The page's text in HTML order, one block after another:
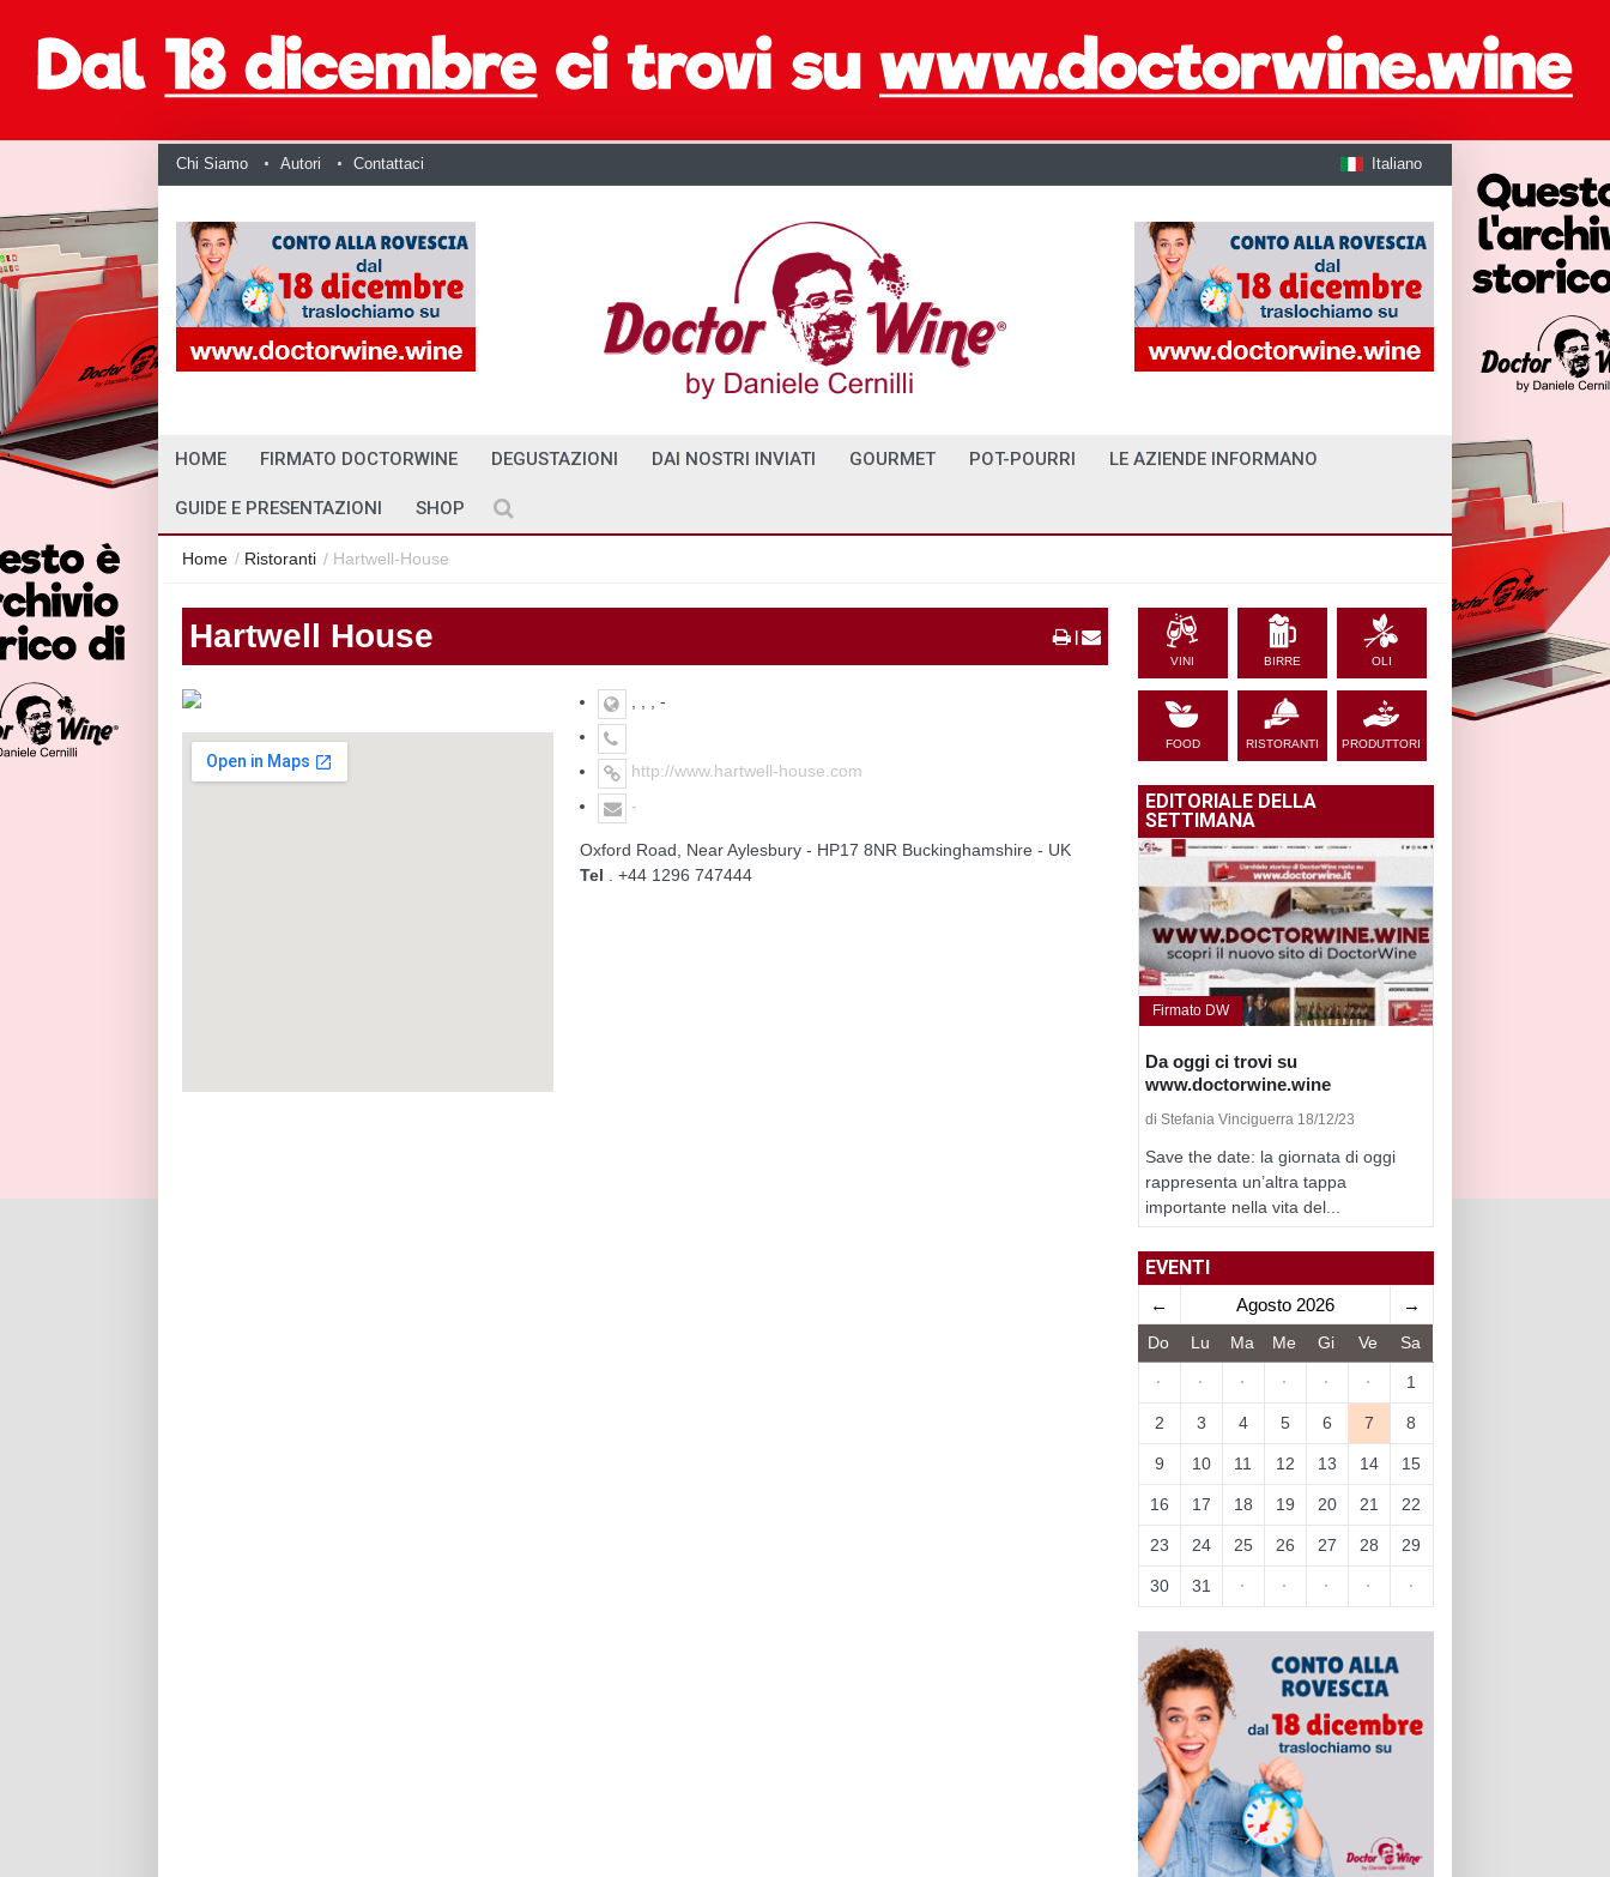
Chi Siamo Autori Contattaci Italiano
HOME FIRMATO DOCTORWINE DEGUSTAZIONI DAI NOSTRI INVIATI GOURMET POT-POURRI LE AZIENDE INFORMANO
GUIDE E PRESENTAZIONI SHOP
Home / Ristoranti / Hartwell-House
Hartwell House |
, , , -
http://www.hartwell-house.com
-
Oxford Road, Near Aylesbury - HP17 8NR Buckinghamshire - UK
Tel
. +44 1296 747444
VINI BIRRE OLI
FOOD RISTORANTI PRODUTTORI
EDITORIALE DELLA
SETTIMANA
Firmato DW
Da oggi ci trovi su
www.doctorwine.wine
di Stefania Vinciguerra 18/12/23
Save the date: la giornata di oggi
rappresenta un’altra tappa
importante nella vita del...
EVENTI
← Agosto 2026 →
Do Lu Ma Me Gi Ve Sa
· · · · · · 1
2 3 4 5 6 7 8
9 10 11 12 13 14 15
16 17 18 19 20 21 22
23 24 25 26 27 28 29
30 31 · · · · ·